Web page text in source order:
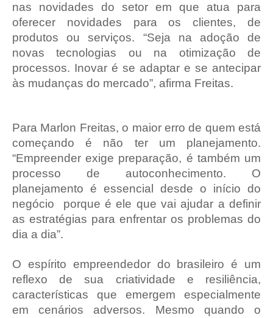
nas novidades do setor em que atua para
oferecer novidades para os clientes, de
produtos ou serviços. “Seja na adoção de
novas tecnologias ou na otimização de
processos. Inovar é se adaptar e se antecipar
às mudanças do mercado”, afirma Freitas.
Para Marlon Freitas, o maior erro de quem está
começando é não ter um planejamento.
“Empreender exige preparação, é também um
processo de autoconhecimento. O
planejamento é essencial desde o início do
negócio porque é ele que vai ajudar a definir
as estratégias para enfrentar os problemas do
dia a dia”.
O espírito empreendedor do brasileiro é um
reflexo de sua criatividade e resiliência,
características que emergem especialmente
em cenários adversos. Mesmo quando o